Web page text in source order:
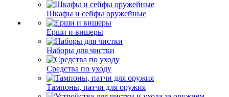
Шкафы и сейфы оружейные
Ерши и вишеры
Наборы для чистки
Средства по уходу
Тампоны, патчи для оружия